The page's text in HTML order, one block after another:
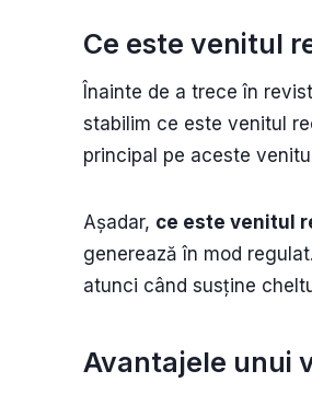
Ce este venitul
Înainte de a trece în
stabilim ce este venitul
principal pe aceste
Așadar, ce este venitul
generează în mod
atunci când susține
Avantajele unui